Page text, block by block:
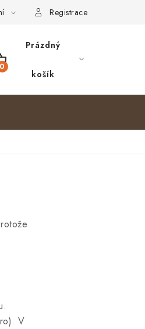
Registrace
Prázdný
košík
V